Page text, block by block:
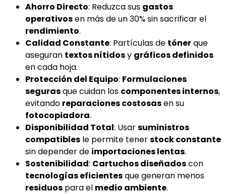
Ahorro Directo: Reduzca sus gastos
operativosen más de un 30% sin sacrificar el
rendimiento.
Calidad Constante: Partículas de tónerque
aseguran textos nítidosy gráficos definidos
en cada hoja.
Protección del Equipo: Formulaciones
segurasque cuidan los componentes internos,
evitando reparaciones costosasen su
fotocopiadora.
Disponibilidad Total: Usarsuministros
compatibles le permite tenerstock constante
sin depender de importaciones lentas.
Sostenibilidad: Cartuchos diseñadoscon
tecnologías eficientesque generan menos
residuos para el medio ambiente.